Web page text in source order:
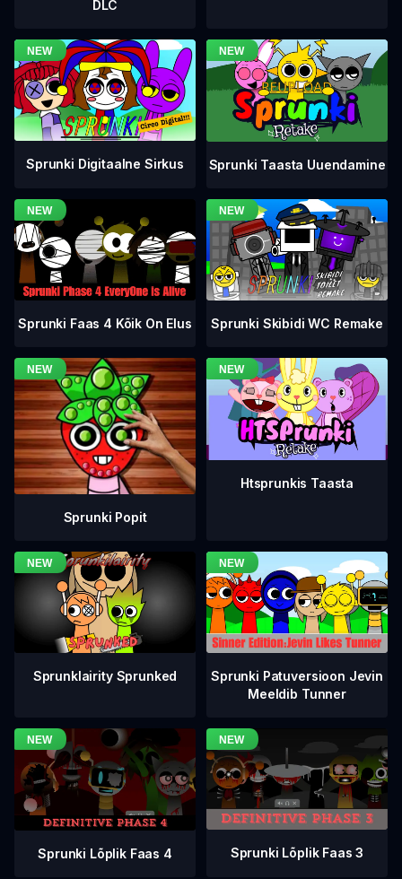
DLC
Sprunki Digitaalne Sirkus Sprunki Taasta Uuendamine
Sprunki Faas 4 Kõik On Elus Sprunki Skibidi WC Remake
Sprunki Popit
Htsprunkis Taasta
Sprunklairity Sprunked
Sprunki Patuversioon Jevin
Meeldib Tunner
Sprunki Lõplik Faas 4 Sprunki Lõplik Faas 3